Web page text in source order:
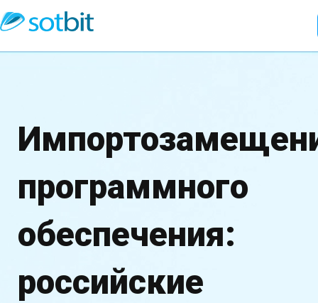
программного
обеспечения:
российские